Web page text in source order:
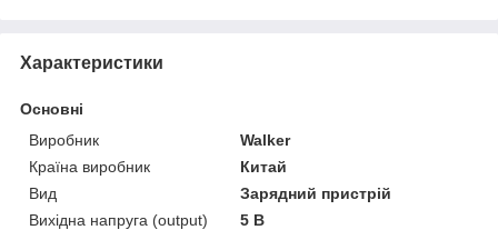
Характеристики
Основні
Виробник
Walker
Країна виробник
Китай
Вид
Зарядний пристрій
Вихідна напруга (output)
5 В